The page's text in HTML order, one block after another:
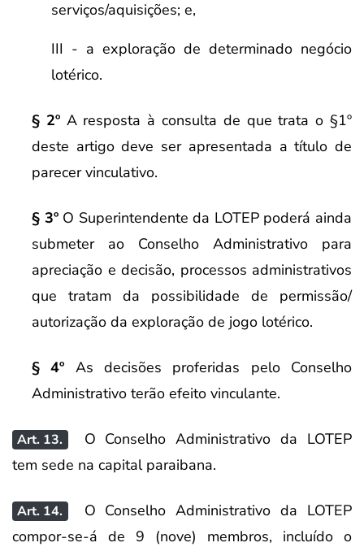
serviços/aquisições; e,
III - a exploração de determinado negócio
lotérico.
§ 2ºA resposta à consulta de que trata o §1º
deste artigo deve ser apresentada a título de
parecer vinculativo.
§ 3ºO Superintendente da LOTEP poderá ainda
submeter ao Conselho Administrativo para
apreciação e decisão, processos administrativos
que tratam da possibilidade de permissão/
autorização da exploração de jogo lotérico.
§ 4º As decisões proferidas pelo Conselho
Administrativo terão efeito vinculante.
Art. 13.
O Conselho Administrativo da LOTEP
tem sede na capital paraibana.
Art. 14.
O Conselho Administrativo da LOTEP
compor-se-á de 9 (nove) membros, incluído o